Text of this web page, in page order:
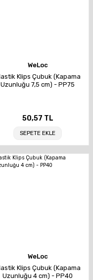
WeLoc
Klips Çubuk (Kapama
Uzunluğu 7,5 cm) - PP75
50,57 TL
SEPETE EKLE
WeLoc
Klips Çubuk (Kapama
Uzunluğu 4 cm) - PP40